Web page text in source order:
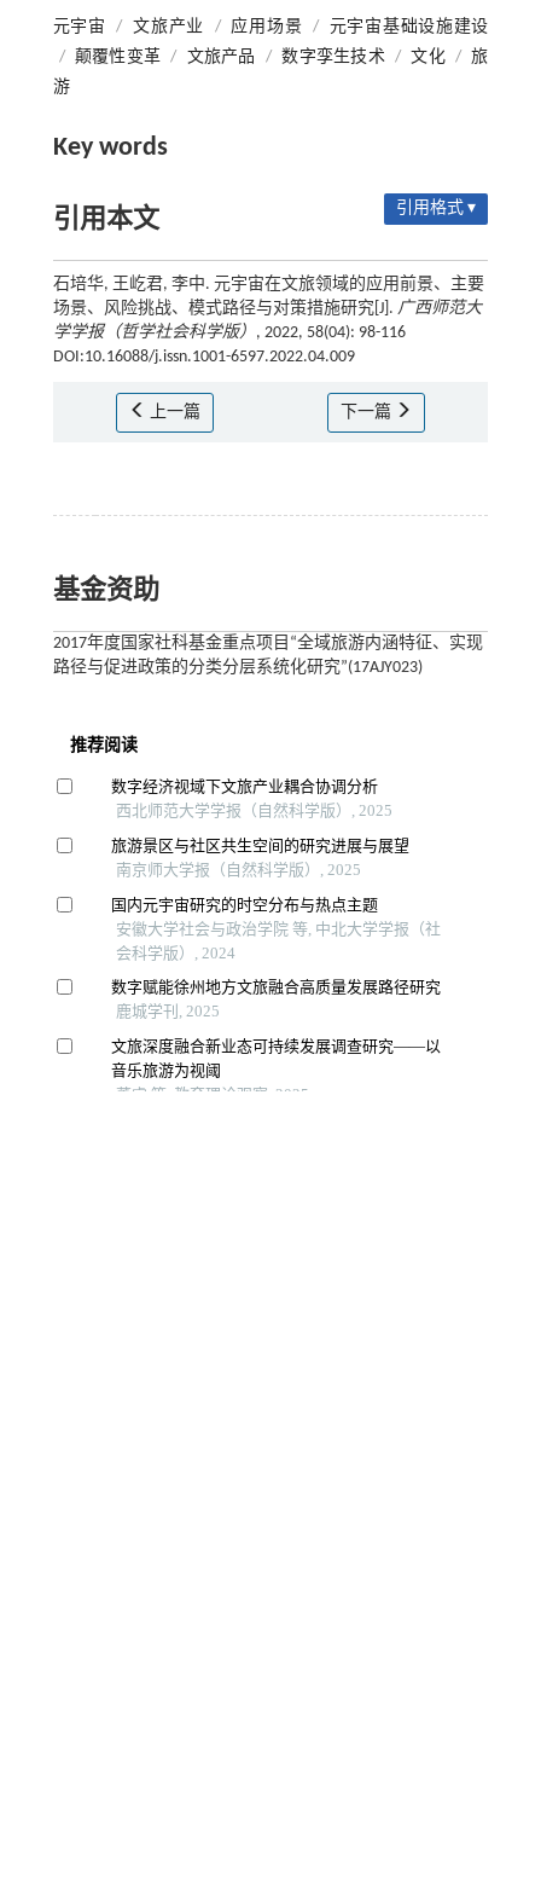
元宇宙 / 文旅产业 / 应用场景 / 元宇宙基础设施建设
/ 颠覆性变革 / 文旅产品 / 数字孪生技术 / 文化 / 旅
游
Key words
引用本文 引用格式 ▾
石培华, 王屹君, 李中. 元宇宙在文旅领域的应用前景、主要
场景、风险挑战、模式路径与对策措施研究[J]. 广西师范大
学学报（哲学社会科学版） , 2022, 58(04): 98-116
DOI:10.16088/j.issn.1001-6597.2022.04.009
上一篇 下一篇
基金资助
2017年度国家社科基金重点项目“全域旅游内涵特征、实现
路径与促进政策的分类分层系统化研究”(17AJY023)